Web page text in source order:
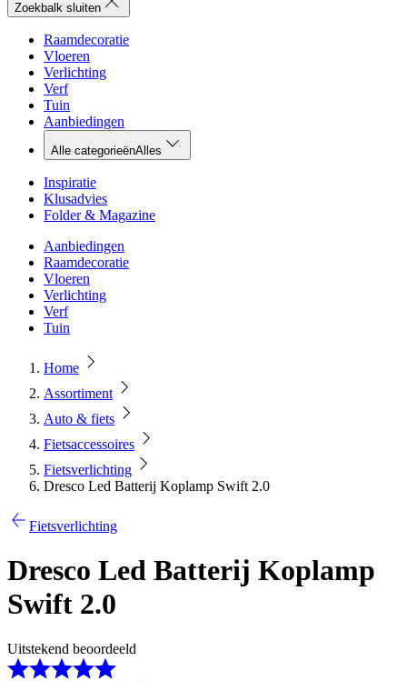
Zoekbalk sluiten
Raamdecoratie
Vloeren
Verlichting
Verf
Tuin
Aanbiedingen
Alle categorieënAlles
Inspiratie
Klusadvies
Folder & Magazine
Aanbiedingen
Raamdecoratie
Vloeren
Verlichting
Verf
Tuin
Home
Assortiment
Auto & fiets
Fietsaccessoires
Fietsverlichting
Dresco Led Batterij Koplamp Swift 2.0
Fietsverlichting
Dresco Led Batterij Koplamp
Swift 2.0
Uitstekend beoordeeld